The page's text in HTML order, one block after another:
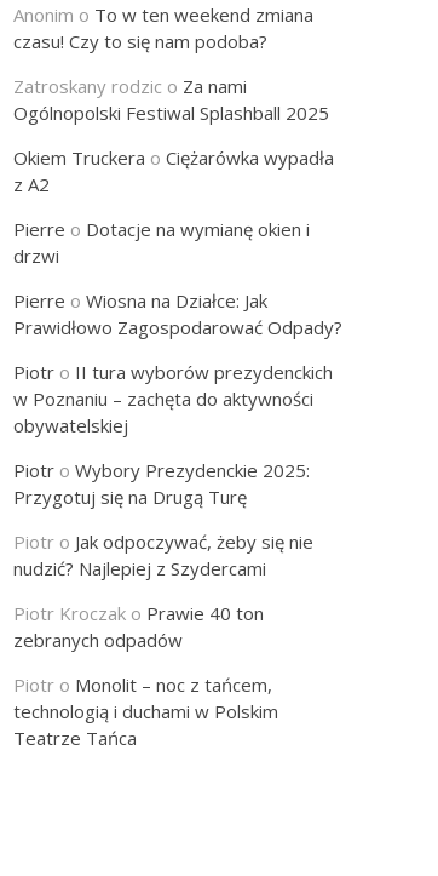
Anonim o To w ten weekend zmiana
czasu! Czy to się nam podoba?
Zatroskany rodzic o Za nami
Ogólnopolski Festiwal Splashball 2025
Okiem Truckera oCiężarówka wypadła
z A2
Pierre o Dotacje na wymianę okien i
drzwi
Pierre oWiosna na Działce: Jak
Prawidłowo Zagospodarować Odpady?
Piotr o II tura wyborów prezydenckich
w Poznaniu – zachęta do aktywności
obywatelskiej
Piotr oWybory Prezydenckie 2025:
Przygotuj się na Drugą Turę
Piotr o Jak odpoczywać, żeby się nie
nudzić? Najlepiej z Szydercami
Piotr Kroczak o Prawie 40 ton
zebranych odpadów
Piotr o Monolit – noc z tańcem,
technologią i duchami w Polskim
Teatrze Tańca